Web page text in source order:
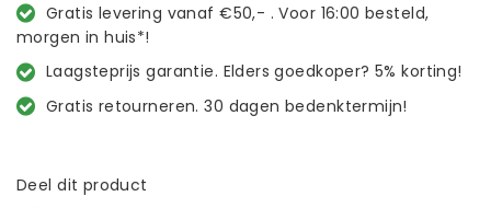
Gratis levering vanaf €50,- . Voor 16:00 besteld,
morgen in huis*!
Laagsteprijs garantie. Elders goedkoper? 5% korting!
Gratis retourneren. 30 dagen bedenktermijn!
Deel dit product